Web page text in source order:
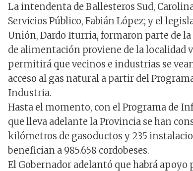
La intendenta de Ballesteros Sud,
Servicios Público, Fabián López; y el
Unión, Dardo Iturria, formaron parte de
de alimentación proviene de la localidad
permitirá que vecinos e industrias se
acceso al gas natural a partir del
Industria.
Hasta el momento, con el Programa de
que lleva adelante la Provincia se han
kilómetros de gasoductos y 235
benefician a 985.658 cordobeses.
El Gobernador adelantó que habrá apoyo